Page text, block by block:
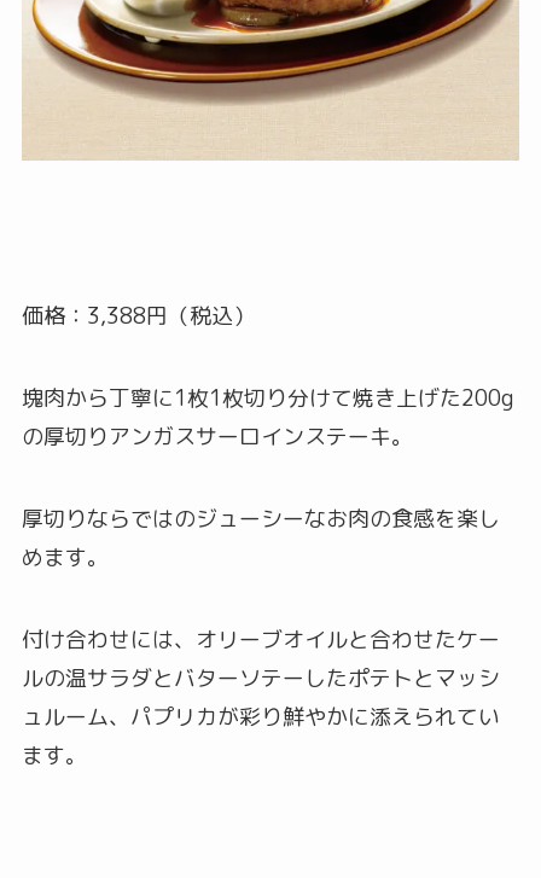
価格：3,388円（税込）
塊肉から丁寧に1枚1枚切り分けて焼き上げた200g
の厚切りアンガスサーロインステーキ。
厚切りならではのジューシーなお肉の食感を楽し
めます。
付け合わせには、オリーブオイルと合わせたケー
ルの温サラダとバターソテーしたポテトとマッシ
ュルーム、パプリカが彩り鮮やかに添えられてい
ます。